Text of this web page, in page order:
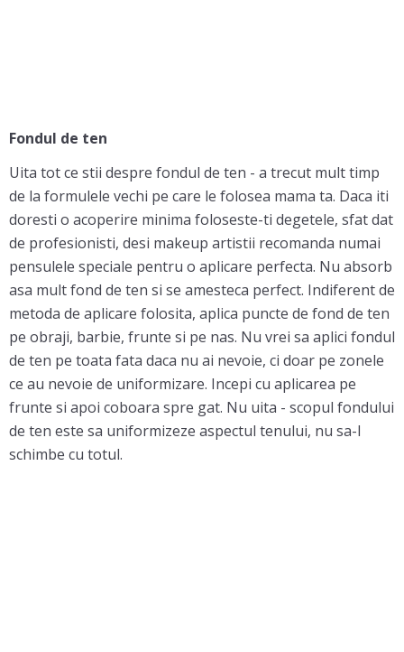
Fondul de ten
Uita tot ce stii despre fondul de ten - a trecut mult timp
de la formulele vechi pe care le folosea mama ta. Daca iti
doresti o acoperire minima foloseste-ti degetele, sfat dat
de profesionisti, desi makeup artistii recomanda numai
pensulele speciale pentru o aplicare perfecta. Nu absorb
asa mult fond de ten si se amesteca perfect. Indiferent de
metoda de aplicare folosita, aplica puncte de fond de ten
pe obraji, barbie, frunte si pe nas. Nu vrei sa aplici fondul
de ten pe toata fata daca nu ai nevoie, ci doar pe zonele
ce au nevoie de uniformizare. Incepi cu aplicarea pe
frunte si apoi coboara spre gat. Nu uita - scopul fondului
de ten este sa uniformizeze aspectul tenului, nu sa-l
schimbe cu totul.